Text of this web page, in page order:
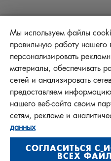
BENEFIT PROGRAM
MANN+HUMMEL FT Poland
Sp. z o. o. Sp. k.
ul. Wrocławska 145, 63-
Privacy Statement
Imprint
Мы используем файлы
правильную работу нашего
персонализировать
материалы, обеспечивать
сетей и анализировать
предоставляем
нашего веб-сайта своим
сетям, рекламе и
данных
СОГЛАСИТЬСЯ С
ВСЕХ